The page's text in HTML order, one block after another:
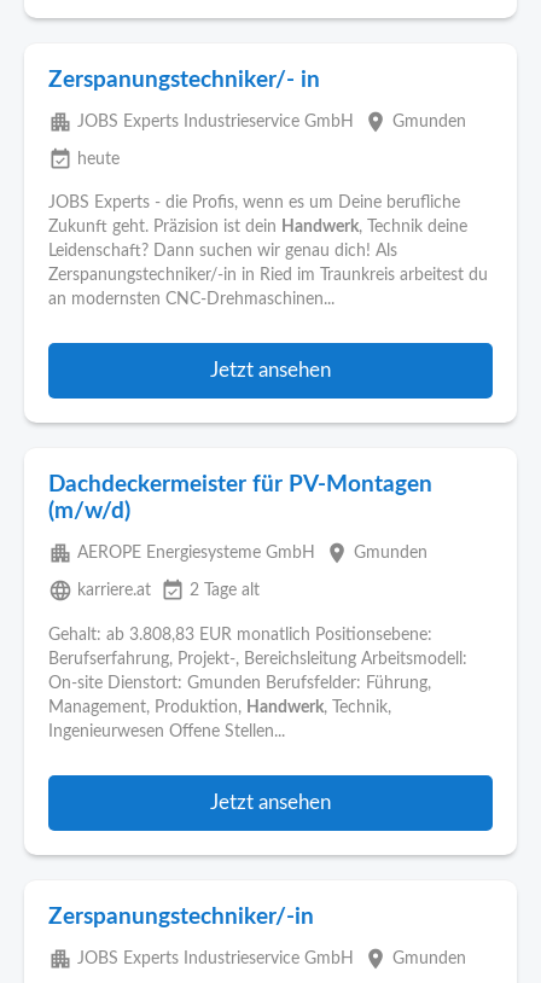
Zerspanungstechniker/- in
apartment JOBS Experts Industrieservice GmbH place Gmunden
event_available heute
JOBS Experts - die Profis, wenn es um Deine berufliche
Zukunft geht. Präzision ist dein Handwerk, Technik deine
Leidenschaft? Dann suchen wir genau dich! Als
Zerspanungstechniker/-in in Ried im Traunkreis arbeitest du
an modernsten CNC-Drehmaschinen...
Jetzt ansehen
Dachdeckermeister für PV-Montagen
(m/w/d)
apartment AEROPE Energiesysteme GmbH place Gmunden
language karriere.at event_available 2 Tage alt
Gehalt: ab 3.808,83 EUR monatlich Positionsebene:
Berufserfahrung, Projekt-, Bereichsleitung Arbeitsmodell:
On-site Dienstort: Gmunden Berufsfelder: Führung,
Management, Produktion, Handwerk, Technik,
Ingenieurwesen Offene Stellen...
Jetzt ansehen
Zerspanungstechniker/-in
apartment JOBS Experts Industrieservice GmbH place Gmunden